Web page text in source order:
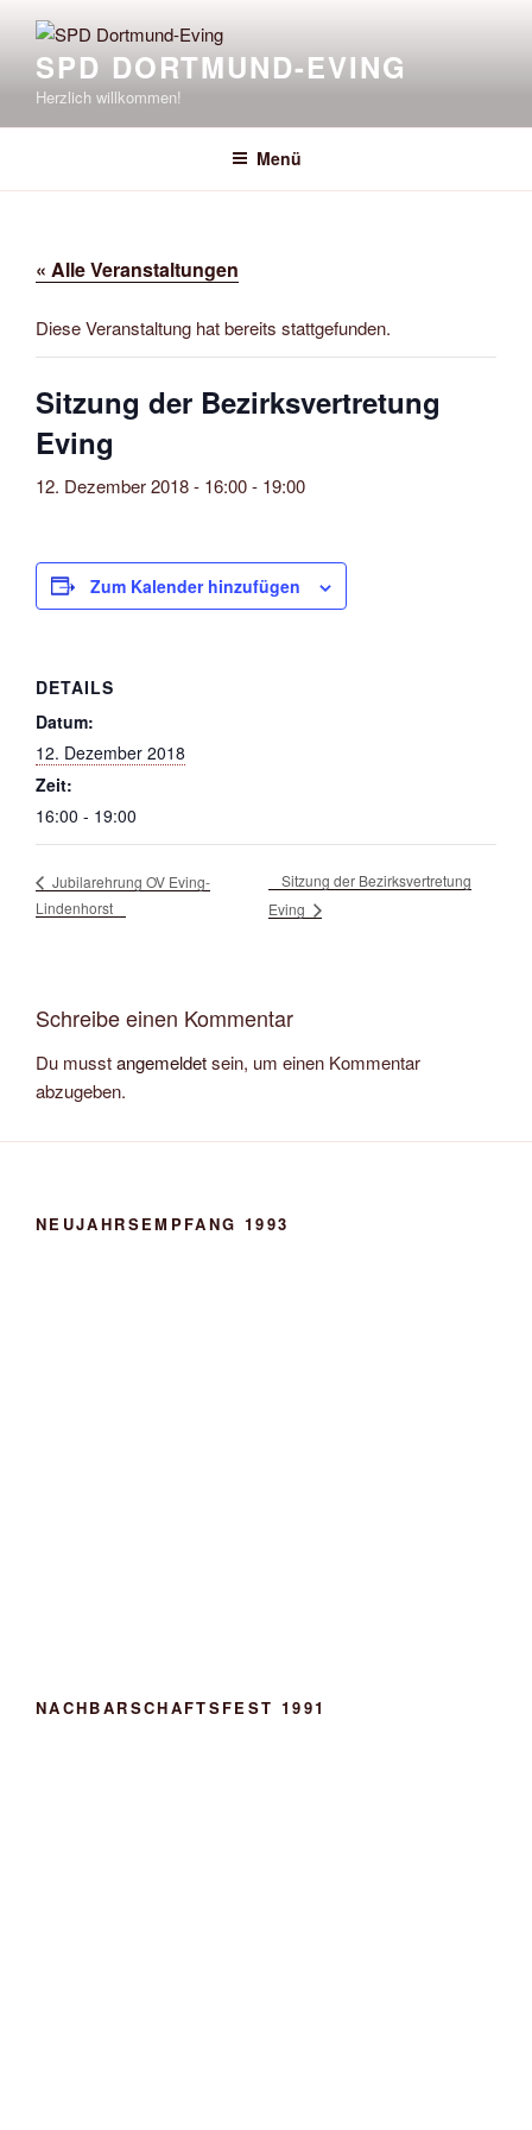
Inhalt
springenSPD DORTMUND-EVING
Herzlich willkommen!
Menü
« Alle Veranstaltungen
Diese Veranstaltung hat bereits stattgefunden.
Sitzung der Bezirksvertretung
Eving
12. Dezember 2018 - 16:00- 19:00
Zum Kalender hinzufügen
DETAILS
Datum:
12. Dezember 2018
Zeit:
16:00 - 19:00
Jubilarehrung OV Eving-
Lindenhorst
Sitzung der Bezirksvertretung
Eving
Schreibe einen Kommentar
Du musstangemeldetsein, um einen Kommentar
abzugeben.
NEUJAHRSEMPFANG 1993
NACHBARSCHAFTSFEST 1991